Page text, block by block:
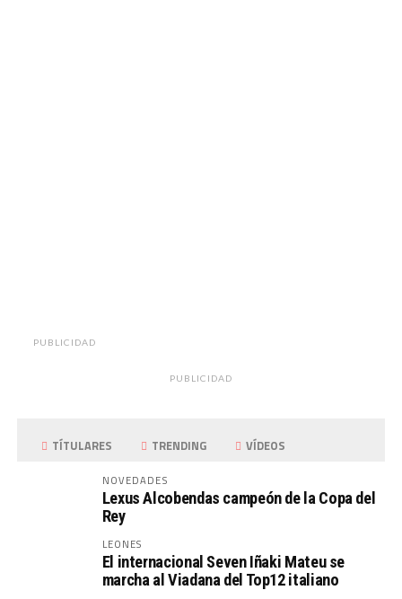
PUBLICIDAD
PUBLICIDAD
TÍTULARES TRENDING VÍDEOS
NOVEDADES
Lexus Alcobendas campeón de la Copa del
Rey
LEONES
El internacional Seven Iñaki Mateu se
marcha al Viadana del Top12 italiano